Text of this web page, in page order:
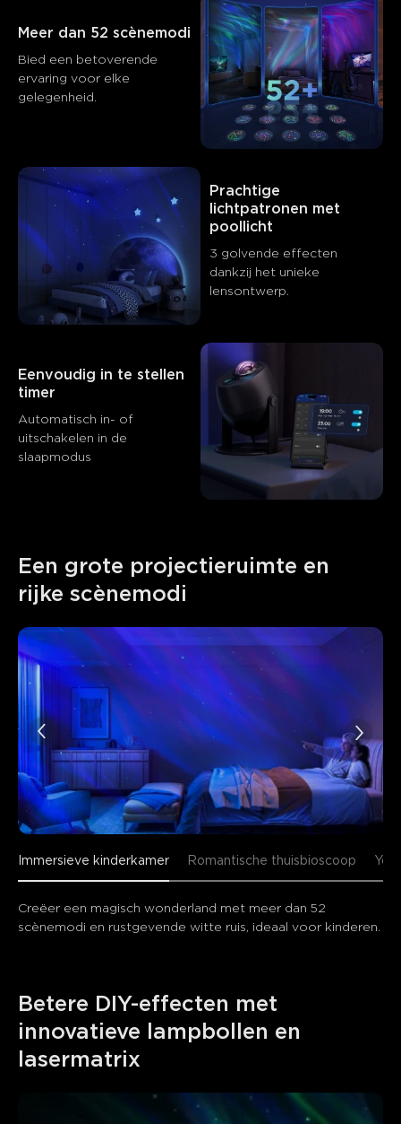
Meer dan 52 scènemodi
Bied een betoverende
ervaring voor elke
gelegenheid.
Prachtige
lichtpatronen met
poollicht
3 golvende effecten
dankzij het unieke
lensontwerp.
Eenvoudig in te stellen
timer
Automatisch in- of
uitschakelen in de
slaapmodus
Een grote projectieruimte en
rijke scènemodi
Immersieve kinderkamer Romantische thuisbioscoop
Creëer een magisch wonderland met meer dan 52
scènemodi en rustgevende witte ruis, ideaal voor kinderen.
Betere DIY-effecten met
innovatieve lampbollen en
lasermatrix
Wat klanten zeggen
Visual effects and projection quality App control and smart
Negatief
Samenvatting
AI-gegenereerd uit de tekst van klantbeoordelingen